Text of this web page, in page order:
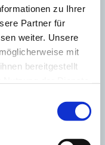
zu Ihrer
Partner für
weiter. Unsere
mit
bereitgestellt
die diese